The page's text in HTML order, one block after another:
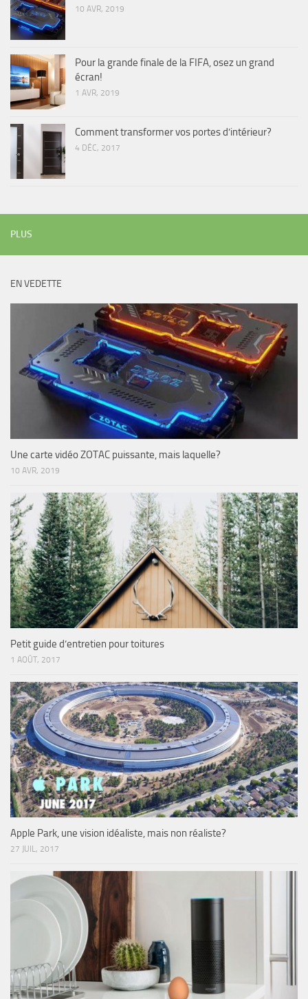
10 AVR, 2019
Pour la grande finale de la FIFA, osez un grand
écran!
1 AVR, 2019
Comment transformer vos portes d’intérieur?
4 DÉC, 2017
PLUS
EN VEDETTE
Une carte vidéo ZOTAC puissante, mais laquelle?
10 AVR, 2019
Petit guide d’entretien pour toitures
1 AOÛT, 2017
Apple Park, une vision idéaliste, mais non réaliste?
27 JUIL, 2017